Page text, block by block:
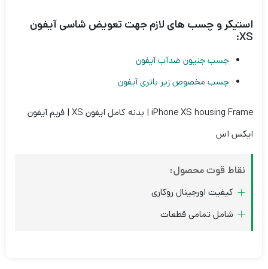
استیکر و چسب های لازم جهت تعویض شاسی آیفون
XS:
چسب جنیون ضدآب آیفون
چسب مخصوص زیر باتری آیفون
iPhone XS housing Frame | بدنه کامل ایفون XS | فریم آیفون
ایکس اس
نقاط قوت محصول:
کیفیت اورجینال روکاری
شامل تمامی قطعات